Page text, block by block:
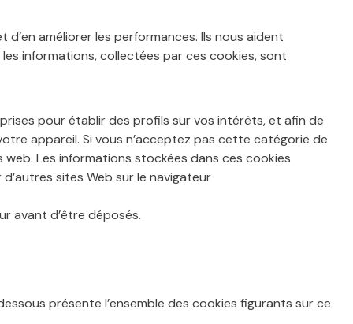
améliorer les performances. Ils nous aident
informations, collectées par ces cookies, sont
pour établir des profils sur vos intérêts, et afin de
appareil. Si vous n’acceptez pas cette catégorie de
Les informations stockées dans ces cookies
sites Web sur le navigateur
avant d’être déposés.
présente l’ensemble des cookies figurants sur ce